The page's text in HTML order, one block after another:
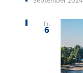
Fr.
6